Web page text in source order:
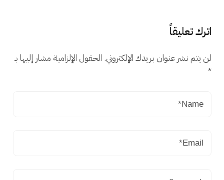
اترك تعليقاً
لن يتم نشر عنوان بريدك الإلكتروني. الحقول الإلزامية مشار إليها بـ
*